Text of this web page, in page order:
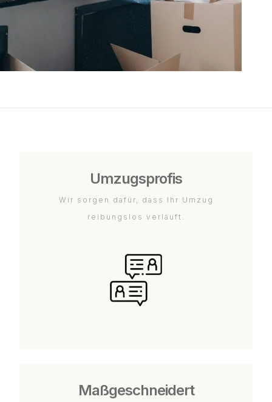
Umzugsprofis
Wir sorgen dafür, dass Ihr Umzug
reibungslos verläuft.
Maßgeschneidert